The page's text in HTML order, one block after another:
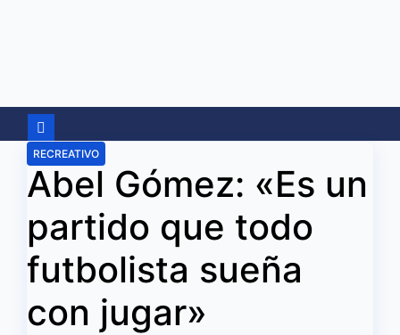
RECREATIVO
Abel Gómez: «Es un
partido que todo
futbolista sueña
con jugar»